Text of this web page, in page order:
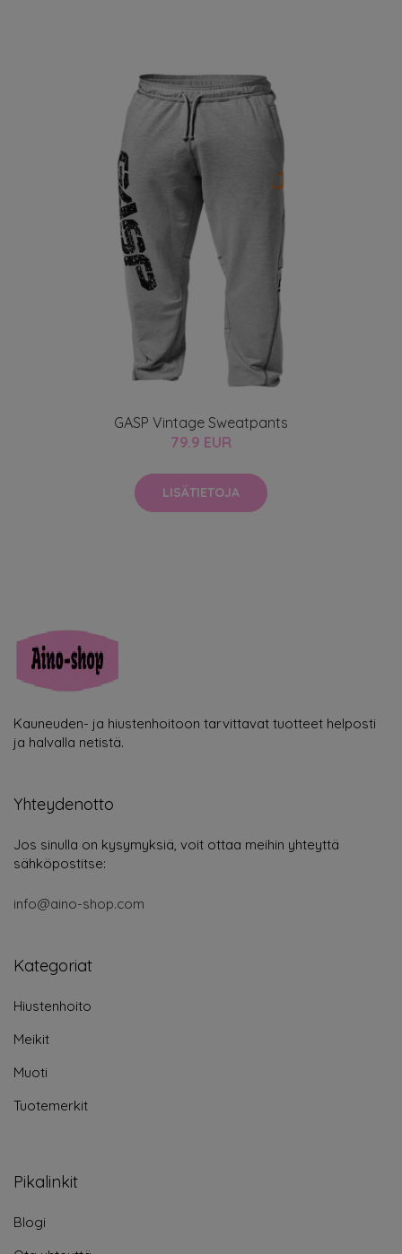
GASP Vintage Sweatpants
79.9 EUR
LISÄTIETOJA
Kauneuden- ja hiustenhoitoon tarvittavat tuotteet helposti
ja halvalla netistä.
Yhteydenotto
Jos sinulla on kysymyksiä, voit ottaa meihin yhteyttä
sähköpostitse:
info@aino-shop.com
Kategoriat
Hiustenhoito
Meikit
Muoti
Tuotemerkit
Pikalinkit
Blogi